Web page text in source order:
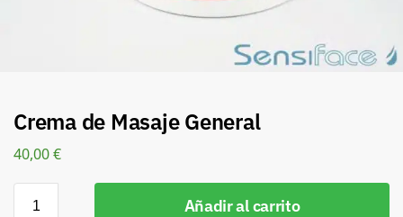
Crema de Masaje General
40,00€
Añadir al carrito